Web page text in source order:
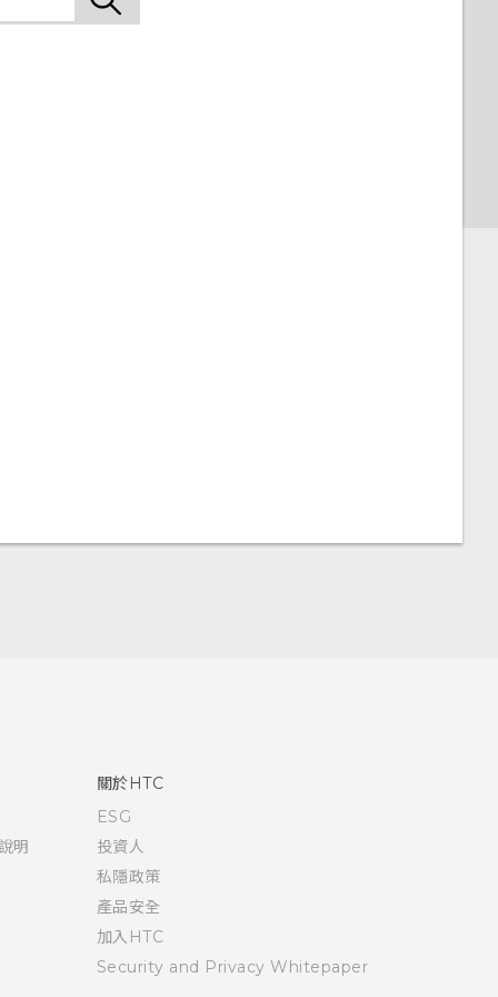
明
關於HTC
ESG
投資人
私隱政策
產品安全
加入HTC
Security and Privacy Whitepaper